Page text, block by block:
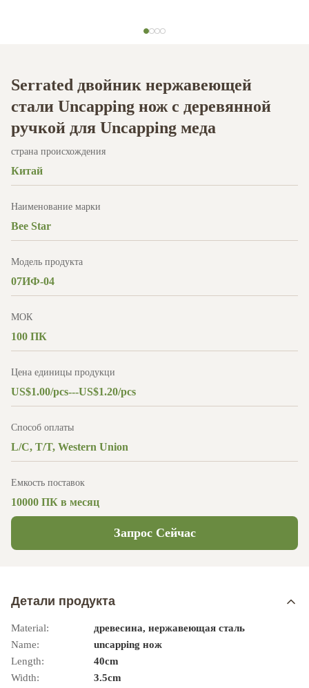
Serrated двойник нержавеющей
стали Uncapping нож с деревянной
ручкой для Uncapping меда
страна происхождения
Китай
Наименование марки
Bee Star
Модель продукта
07ИФ-04
МОК
100 ПК
Цена единицы продукци
US$1.00/pcs---US$1.20/pcs
Способ оплаты
L/C, T/T, Western Union
Емкость поставок
10000 ПК в месяц
Запрос Сейчас
Детали продукта
Material:
древесина, нержавеющая сталь
Name:
uncapping нож
Length:
40cm
Width:
3.5cm